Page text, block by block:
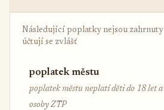
Následující poplatky nejsou zahrnuty
účtují se zvlášť
poplatek městu
poplatek městu neplatí děti do 18 let
osoby ZTP